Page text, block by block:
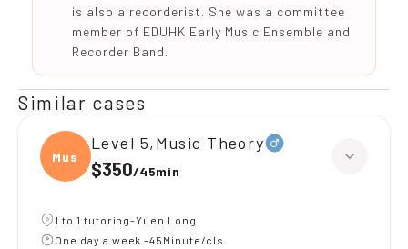
is also a recorderist. She was a committee
member of EDUHK Early Music Ensemble and
Recorder Band.
Similar cases
Music
Level 5,Music Theory
$350/45min
1 to 1 tutoring-Yuen Long
One day a week -45Minute/cls